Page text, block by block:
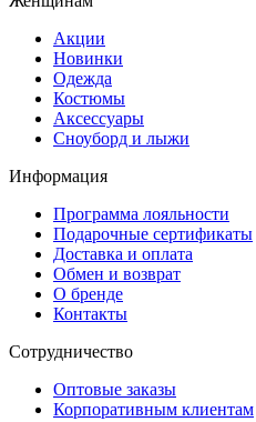
Акции
Новинки
Одежда
Костюмы
Аксессуары
Сноуборд и лыжи
Информация
Программа лояльности
Подарочные сертификаты
Доставка и оплата
Обмен и возврат
О бренде
Контакты
Сотрудничество
Оптовые заказы
Корпоративным клиентам